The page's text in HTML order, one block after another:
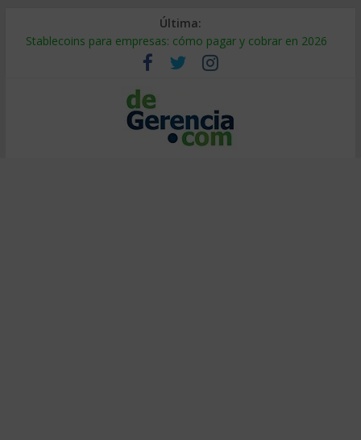
Última:
Stablecoins para empresas: cómo pagar y cobrar en 2026
Despido silencioso: qué es y por qué sale tan caro
IA en selección de personal: cómo auditarla a tiempo
Trabajo forzoso en la cadena de suministro: qué hacer
Mercado hispano de EE. UU.: cómo segmentarlo y venderle